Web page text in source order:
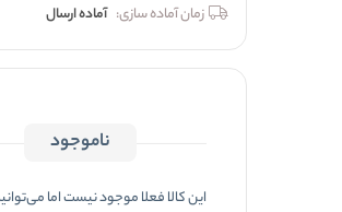
زمان آماده سازی: آماده ارسال
ناموجود
این کالا فعلا موجود نیست اما